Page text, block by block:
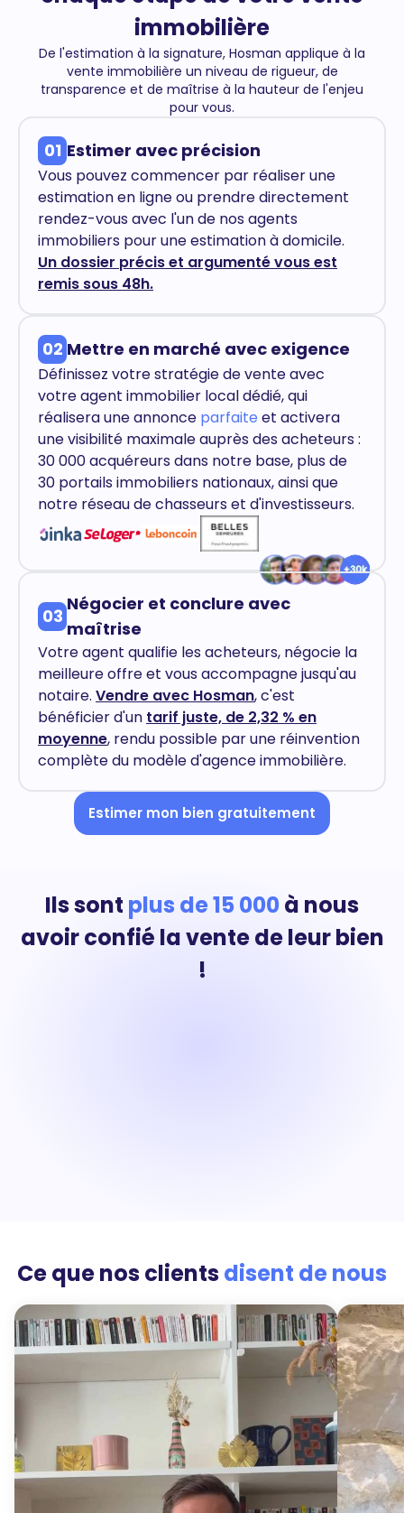
immobilière
De l'estimation à la signature, Hosman applique à la
vente immobilière un niveau de rigueur, de
transparence et de maîtrise à la hauteur de l'enjeu
pour vous.
01 Estimer avec précision
Vous pouvez commencer par réaliser une
estimation en ligne ou prendre directement
rendez-vous avec l'un de nos agents
immobiliers pour une estimation à domicile.
Un dossier précis et argumenté vous est
remis sous 48h.
02 Mettre en marché avec exigence
Définissez votre stratégie de vente avec
votre agent immobilier local dédié, qui
réalisera une annonce parfaite et activera
une visibilité maximale auprès des acheteurs :
30 000 acquéreurs dans notre base, plus de
30 portails immobiliers nationaux, ainsi que
notre réseau de chasseurs et d'investisseurs.
03
Négocier et conclure avec
maîtrise
Votre agent qualifie les acheteurs, négocie la
meilleure offre et vous accompagne jusqu'au
notaire. Vendre avec Hosman, c'est
bénéficier d'un tarif juste, de 2,32 % en
moyenne, rendu possible par une réinvention
complète du modèle d'agence immobilière.
Estimer mon bien gratuitement
Ils sont plus de 15 000à nous
avoir confié la vente de leur bien
!
Ce que nos clientsdisent de nous